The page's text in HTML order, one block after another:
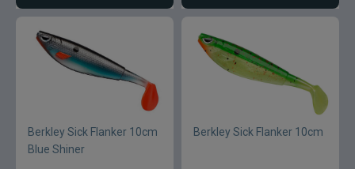
Berkley Sick Flanker 10cm
Blue Shiner
Berkley Sick Flanker 10cm